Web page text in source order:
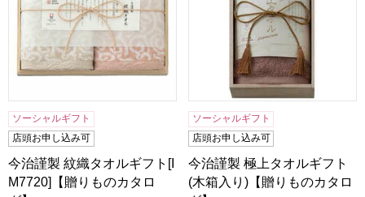
ソーシャルギフト
店頭お申し込み可
今治謹製 紋織タオルギフト[I
M7720]【贈りものカタロ
ソーシャルギフト
店頭お申し込み可
今治謹製 極上タオルギフト
(木箱入り)【贈りものカタロ